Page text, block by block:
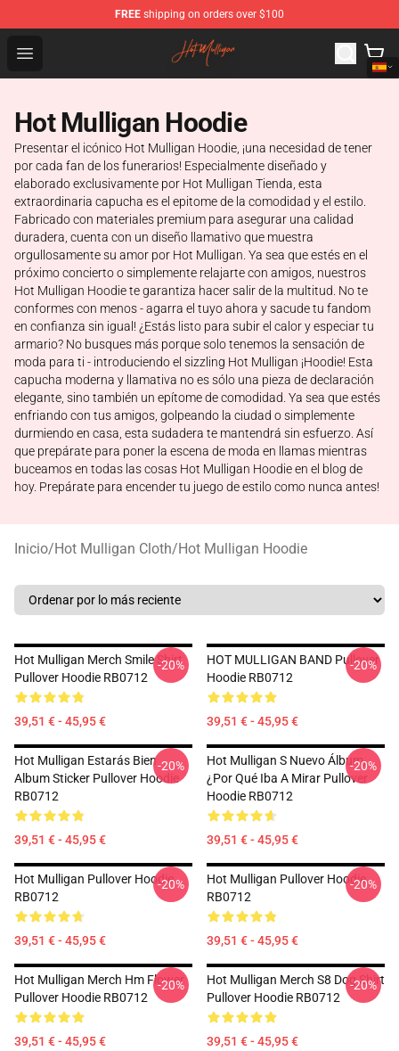
FREE shipping on orders over $100
Open menu
Hot Mulligan Shop - Official Hot Mulligan Merchandise
Hot Mulligan Hoodie
Presentar el icónico Hot Mulligan Hoodie, ¡una necesidad de tener
por cada fan de los funerarios! Especialmente diseñado y
elaborado exclusivamente por Hot Mulligan Tienda, esta
extraordinaria capucha es el epitome de la comodidad y el estilo.
Fabricado con materiales premium para asegurar una calidad
duradera, cuenta con un diseño llamativo que muestra
orgullosamente su amor por Hot Mulligan. Ya sea que estés en el
próximo concierto o simplemente relajarte con amigos, nuestros
Hot Mulligan Hoodie te garantiza hacer salir de la multitud. No te
conformes con menos - agarra el tuyo ahora y sacude tu fandom
en confianza sin igual! ¿Estás listo para subir el calor y especiar tu
armario? No busques más porque solo tenemos la sensación de
moda para ti - introduciendo el sizzling Hot Mulligan ¡Hoodie! Esta
capucha moderna y llamativa no es sólo una pieza de declaración
elegante, sino también un epítome de comodidad. Ya sea que estés
enfriando con tus amigos, golpeando la ciudad o simplemente
durmiendo en casa, esta sudadera te mantendrá sin esfuerzo. Así
que prepárate para poner la escena de moda en llamas mientras
buceamos en todas las cosas Hot Mulligan Hoodie en el blog de
hoy. Prepárate para encender tu juego de estilo como nunca antes!
Inicio/Hot Mulligan Cloth/Hot Mulligan Hoodie
Hot Mulligan Merch Smile Shirt
Pullover Hoodie RB0712
39,51 € - 45,95 €
-20%
HOT MULLIGAN BAND Pullover
Hoodie RB0712
39,51 € - 45,95 €
-20%
Hot Mulligan Estarás Bien
Album Sticker Pullover Hoodie
RB0712
39,51 € - 45,95 €
-20%
Hot Mulligan S Nuevo Álbum,
¿Por Qué Iba A Mirar Pullover
Hoodie RB0712
39,51 € - 45,95 €
-20%
Hot Mulligan Pullover Hoodie
RB0712
39,51 € - 45,95 €
-20%
Hot Mulligan Pullover Hoodie
RB0712
39,51 € - 45,95 €
-20%
Hot Mulligan Merch Hm Flower
Pullover Hoodie RB0712
39,51 € - 45,95 €
-20%
Hot Mulligan Merch S8 Dog Shirt
Pullover Hoodie RB0712
39,51 € - 45,95 €
-20%